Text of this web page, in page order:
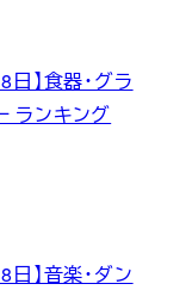
日】食器・グラ
ランキング
日】音楽・ダン